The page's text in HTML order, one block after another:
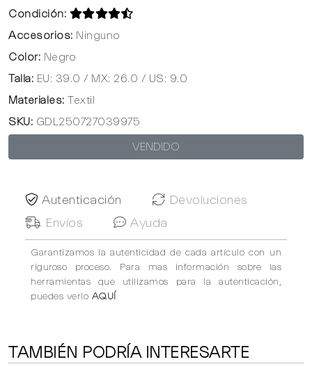
Condición:
Accesorios: Ninguno
Color: Negro
Talla: EU: 39.0 / MX: 26.0 / US: 9.0
Materiales: Textil
SKU: GDL250727039975
VENDIDO
Autenticación
Devoluciones
Envíos
Ayuda
Garantizamos la autenticidad de cada artículo con un
riguroso proceso. Para mas información sobre las
herramientas que utilizamos para la autenticación,
puedes verlo AQUÍ
TAMBIÉN PODRÍA INTERESARTE